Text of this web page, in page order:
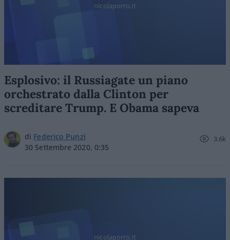
nicolaporro.it
Esplosivo: il Russiagate un piano
orchestrato dalla Clinton per
screditare Trump. E Obama sapeva
di Federico Punzi
30 Settembre 2020, 0:35
3.6k
nicolaporro.it